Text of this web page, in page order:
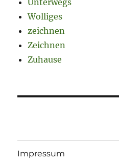
Unterwegs
Wolliges
zeichnen
Zeichnen
Zuhause
Impressum